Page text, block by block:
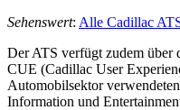
Sehenswert: Alle Cadillac
Der ATS verfügt zudem über
CUE (Cadillac User
Automobilsektor
Information und